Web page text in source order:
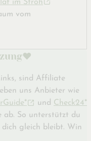
im Stroh
“
vom
sind Affiliate
uns Anbieter wie
und Check24*
ab. So unterstützt du
gleich bleibt. Win